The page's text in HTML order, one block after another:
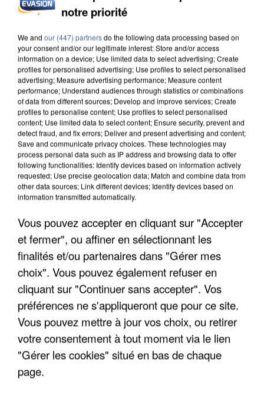
APRÈS TOUTES CES CANICULES, LES REFUGES
DE FAUNE SAUVAGE SONT...
L’UN DES FONDATEURS SUPPOSÉS DE LA DZ
MAFIA INTERPELLÉ EN ALGÉRIE
notre priorité
We and our (447) partnersdo the following data processing based on
your consent and/or our legitimate interest: Store and/or access
information on a device; Use limited data to select advertising; Create
profiles for personalised advertising; Use profiles to select personalised
advertising; Measure advertising performance; Measure content
performance; Understand audiences through statistics or combinations
of data from different sources; Develop and improve services; Create
profiles to personalise content; Use profiles to select personalised
content; Use limited data to select content; Ensure security, prevent and
detect fraud, and fix errors; Deliver and present advertising and content;
Save and communicate privacy choices. These technologies may
process personal data such as IP address and browsing data to offer
following functionalities: Identify devices based on information actively
requested; Use precise geolocation data; Match and combine data from
other data sources; Link different devices; Identify devices based on
information transmitted automatically.
Vous pouvez accepter en cliquant sur "Accepter
et fermer", ou affiner en sélectionnant les
finalités et/ou partenaires dans "Gérer mes
choix". Vous pouvez également refuser en
cliquant sur "Continuer sans accepter". Vos
préférences ne s'appliqueront que pour ce site.
Vous pouvez mettre à jour vos choix, ou retirer
votre consentement à tout moment via le lien
"Gérer les cookies" situé en bas de chaque
page.